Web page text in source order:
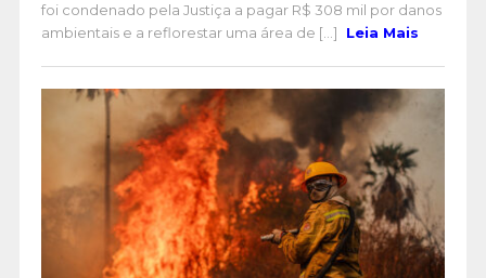
foi condenado pela Justiça a pagar R$ 308 mil por danos
ambientais e a reflorestar uma área de [...]
Leia Mais